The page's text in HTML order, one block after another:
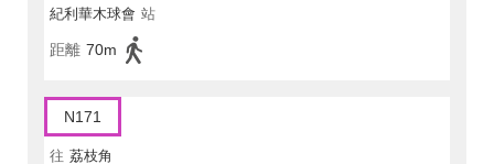
紀利華木球會 站
距離 70m
N171
往 荔枝角